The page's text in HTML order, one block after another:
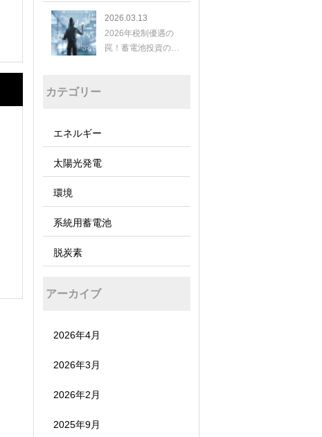
爆発的成長と日本の
展望
2026.03.13
2026年税制優遇の
罠！蓄電池投資の成
カテゴリー
エネルギー
太陽光発電
環境
系統用蓄電池
脱炭素
アーカイブ
2026年4月
2026年3月
2026年2月
2025年9月